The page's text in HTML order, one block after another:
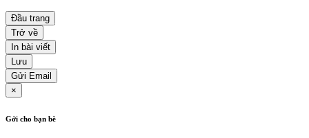
Đầu trang
Trở về
In bài viết
Lưu
Gửi Email
×
Gởi cho bạn bè